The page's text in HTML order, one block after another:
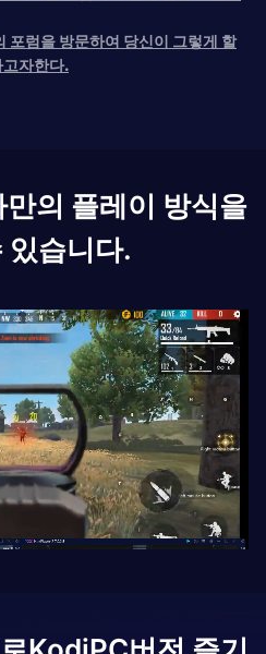
포럼을 방문하여 당신이 그렇게 할
고자한다.
의 플레이 방식을
있습니다.